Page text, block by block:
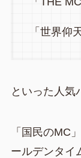
「世界仰
といった人気
「国民のMC
ールデンタイ